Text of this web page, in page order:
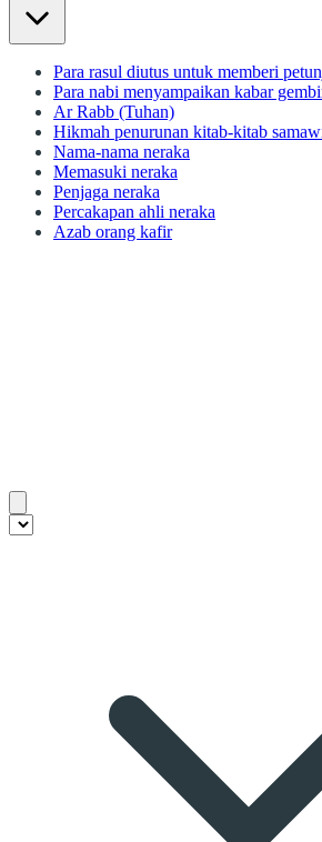
Para rasul diutus untuk memberi
Para nabi menyampaikan kabar
Ar Rabb (Tuhan)
Hikmah penurunan kitab-kitab
Nama-nama neraka
Memasuki neraka
Penjaga neraka
Percakapan ahli neraka
Azab orang kafir